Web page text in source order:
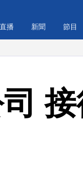
直播 新聞 節目